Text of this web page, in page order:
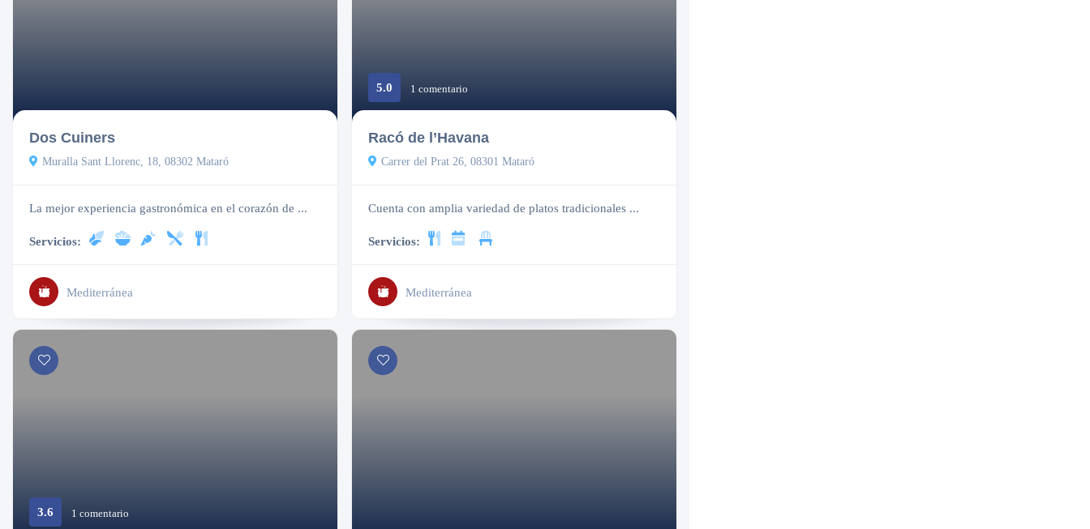
Dos Cuiners
Muralla Sant Llorenc, 18, 08302 Mataró
La mejor experiencia gastronómica en el corazón de ...
Servicios:
Mediterránea
5.0 1 comentario
Racó de l’Havana
Carrer del Prat 26, 08301 Mataró
Cuenta con amplia variedad de platos tradicionales ...
Servicios:
Mediterránea
3.6 1 comentario